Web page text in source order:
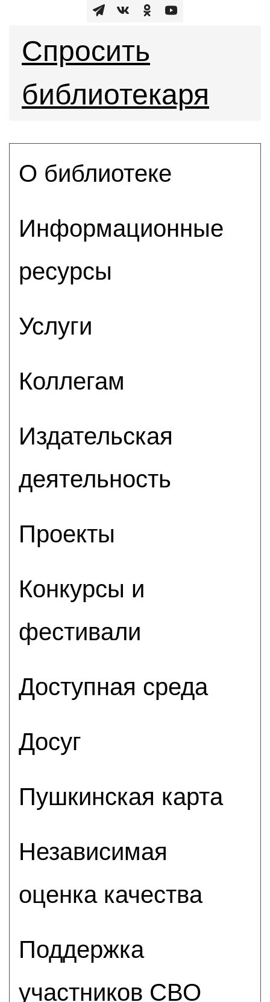
Спросить
библиотекаря
О библиотеке
Информационные
ресурсы
Услуги
Коллегам
Издательская
деятельность
Проекты
Конкурсы и
фестивали
Доступная среда
Досуг
Пушкинская карта
Независимая
оценка качества
Поддержка
участников СВО